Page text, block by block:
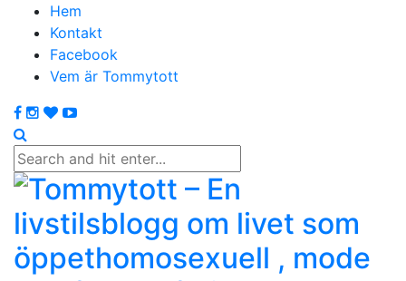
Hem
Kontakt
Facebook
Vem är Tommytott